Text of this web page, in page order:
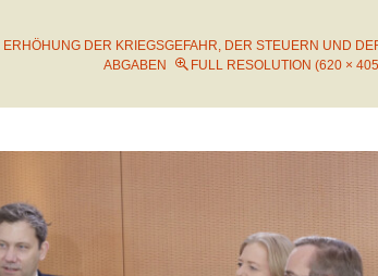
ERHÖHUNG DER KRIEGSGEFAHR, DER STEUERN UND
ABGABEN
FULL RESOLUTION (620 ×